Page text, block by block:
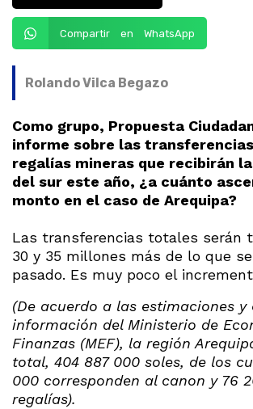
Compartir en WhatsApp
Rolando Vilca Begazo
Como grupo, Propuesta
informe sobre las
regalías mineras que recibirán
del sur este año, ¿a cuánto
monto en el caso de Arequipa?
Las transferencias totales serán
30 y 35 millones más de lo que
pasado. Es muy poco el
(De acuerdo a las estimaciones y
información del Ministerio de
Finanzas (MEF), la región
total, 404 887 000 soles, de los
000 corresponden al canon y 76
regalías).